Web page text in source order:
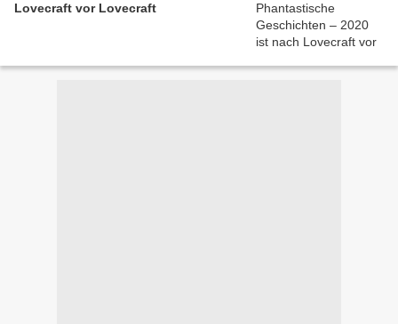
Lovecraft vor Lovecraft